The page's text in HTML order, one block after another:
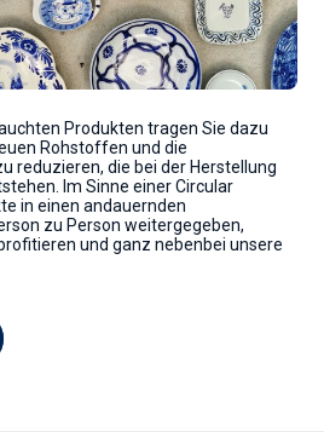
Produkten tragen Sie dazu
Rohstoffen und die
reduzieren, die bei der Herstellung
Im Sinne einer Circular
in einen andauernden
zu Person weitergegeben,
und ganz nebenbei unsere